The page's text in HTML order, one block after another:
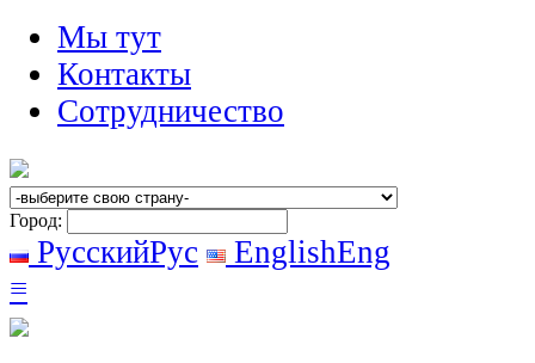
Мы тут
Контакты
Сотрудничество
Город:
РусскийРус EnglishEng
≡